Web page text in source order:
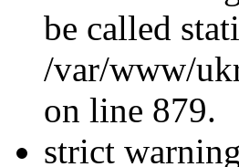
be called
/var/www/
on line 879.
strict